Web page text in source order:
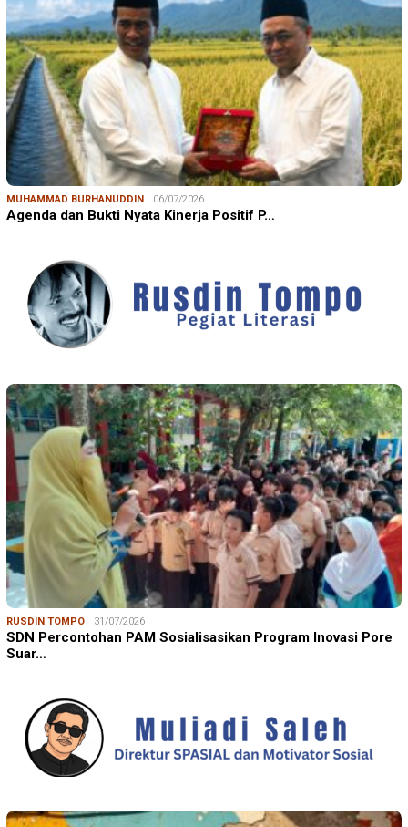
MUHAMMAD BURHANUDDIN 06/07/2026
Agenda dan Bukti Nyata Kinerja Positif P…
RUSDIN TOMPO 31/07/2026
SDN Percontohan PAM Sosialisasikan Program Inovasi Pore
Suar…